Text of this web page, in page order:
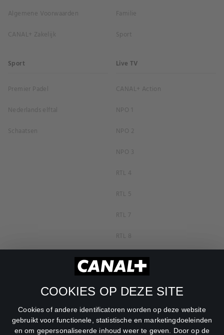
COOKIES OP DEZE SITE
Cookies of andere identificatoren worden op deze website
gebruikt voor functionele, statistische en marketingdoeleinden
en om gepersonaliseerde inhoud weer te geven. Door op de
Algemene Voorwaarden
CANAL+ Zakelijk
Familie
Sport
Sport
Premier Padel
Nederlands elftal
Schaatsen
Live TV
CANAL+ Action
NPO 1
NPO 2
NPO 3
RTL 4
RTL 5
RTL 7
RTL 8
RTL Z
SBS6
Net5
Veronica